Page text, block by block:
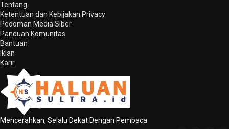
Tentang
Ketentuan dan Kebijakan Privacy
Pedoman Media Siber
Panduan Komunitas
Bantuan
Iklan
Karir
Mencerahkan, Selalu Dekat Dengan Pembaca